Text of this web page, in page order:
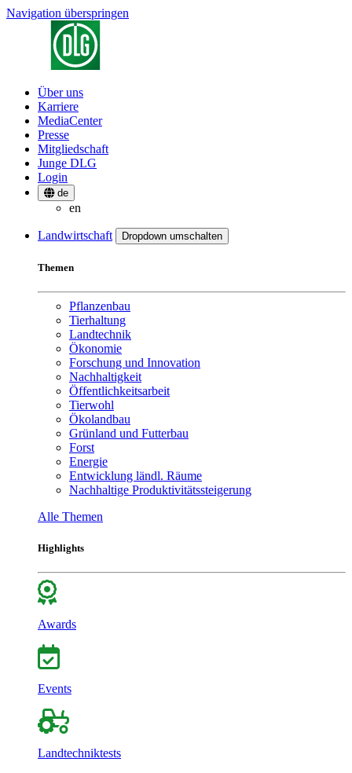
Navigation überspringen
Über uns
Karriere
MediaCenter
Presse
Mitgliedschaft
Junge DLG
Login
de
en
Landwirtschaft Dropdown umschalten
Themen
Pflanzenbau
Tierhaltung
Landtechnik
Ökonomie
Forschung und Innovation
Nachhaltigkeit
Öffentlichkeitsarbeit
Tierwohl
Ökolandbau
Grünland und Futterbau
Forst
Energie
Entwicklung ländl. Räume
Nachhaltige Produktivitätssteigerung
Alle Themen
Highlights
Awards
Events
Landtechniktests